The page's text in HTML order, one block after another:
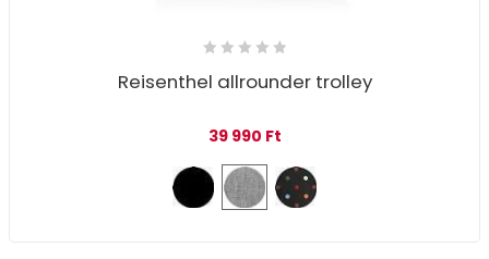
Reisenthel allrounder trolley
39 990 Ft